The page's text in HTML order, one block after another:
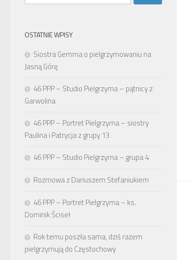
OSTATNIE WPISY
Siostra Gemma o pielgrzymowaniu na
Jasną Górę
46 PPP – Studio Pielgrzyma – pątnicy z
Garwolina
46 PPP – Portret Pielgrzyma – siostry
Paulina i Patrycja z grupy 13
46 PPP – Studio Pielgrzyma – grupa 4
Rozmowa z Dariuszem Stefaniukiem
46 PPP – Portret Pielgrzyma – ks.
Dominik Ściseł
Rok temu poszła sama, dziś razem
pielgrzymują do Częstochowy